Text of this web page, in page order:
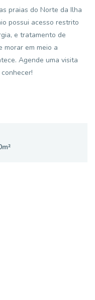
praias do Norte da Ilha
possui acesso restrito
e tratamento de
morar em meio a
Agende uma visita
m²